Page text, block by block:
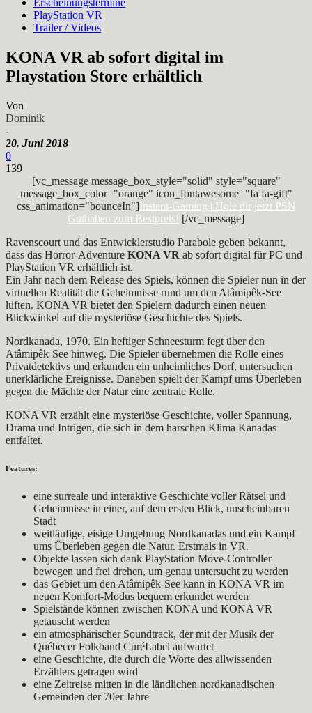
Erscheinungstermine
PlayStation VR
Trailer / Videos
KONA VR ab sofort digital im
Playstation Store erhältlich
Von
Dominik
-
20. Juni 2018
0
139
[vc_message message_box_style="solid" style="square"
message_box_color="orange" icon_fontawesome="fa fa-gift"
css_animation="bounceIn"]Instant-Gaming | Hole dir jetzt PSN
Guthaben zum Bestpreis! [/vc_message]
Ravenscourt und das Entwicklerstudio Parabole geben bekannt,
dass das Horror-Adventure KONA VR ab sofort digital für PC und
PlayStation VR erhältlich ist.
Ein Jahr nach dem Release des Spiels, können die Spieler nun in der
virtuellen Realität die Geheimnisse rund um den Atâmipêk-See
lüften. KONA VR bietet den Spielern dadurch einen neuen
Blickwinkel auf die mysteriöse Geschichte des Spiels.
Nordkanada, 1970. Ein heftiger Schneesturm fegt über den
Atâmipêk-See hinweg. Die Spieler übernehmen die Rolle eines
Privatdetektivs und erkunden ein unheimliches Dorf, untersuchen
unerklärliche Ereignisse. Daneben spielt der Kampf ums Überleben
gegen die Mächte der Natur eine zentrale Rolle.
KONA VR erzählt eine mysteriöse Geschichte, voller Spannung,
Drama und Intrigen, die sich in dem harschen Klima Kanadas
entfaltet.
Features:
eine surreale und interaktive Geschichte voller Rätsel und
Geheimnisse in einer, auf dem ersten Blick, unscheinbaren
Stadt
weitläufige, eisige Umgebung Nordkanadas und ein Kampf
ums Überleben gegen die Natur. Erstmals in VR.
Objekte lassen sich dank PlayStation Move-Controller
bewegen und frei drehen, um genau untersucht zu werden
das Gebiet um den Atâmipêk-See kann in KONA VR im
neuen Komfort-Modus bequem erkundet werden
Spielstände können zwischen KONA und KONA VR
getauscht werden
ein atmosphärischer Soundtrack, der mit der Musik der
Québecer Folkband CuréLabel aufwartet
eine Geschichte, die durch die Worte des allwissenden
Erzählers getragen wird
eine Zeitreise mitten in die ländlichen nordkanadischen
Gemeinden der 70er Jahre